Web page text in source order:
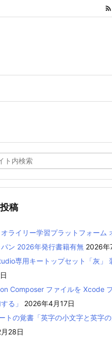

稿
オライリー学習プラットフォーム
ン 2026年発行書籍有無 2026年
専用キートップセット「灰」
Composer ファイルを Xcode
る」
2026年4月17日
トの覚書「英字の小文字と英字の
28日